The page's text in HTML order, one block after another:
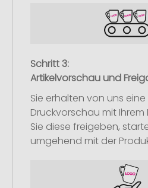
Schritt 3:
Artikelvorschau und
Sie erhalten von uns
Druckvorschau mit Ihrem
Sie diese freigeben,
umgehend mit der